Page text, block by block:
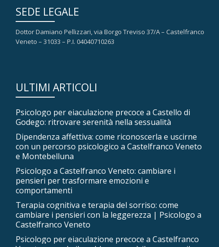
SEDE LEGALE
Dottor Damiano Pellizzari, via Borgo Treviso 37/A – Castelfranco
Veneto – 31033 – P.I. 04040710263
ULTIMI ARTICOLI
Psicologo per eiaculazione precoce a Castello di
Godego: ritrovare serenità nella sessualità
Dipendenza affettiva: come riconoscerla e uscirne
con un percorso psicologico a Castelfranco Veneto
e Montebelluna
Psicologo a Castelfranco Veneto: cambiare i
pensieri per trasformare emozioni e
comportamenti
Terapia cognitiva e terapia del sorriso: come
cambiare i pensieri con la leggerezza | Psicologo a
Castelfranco Veneto
Psicologo per eiaculazione precoce a Castelfranco